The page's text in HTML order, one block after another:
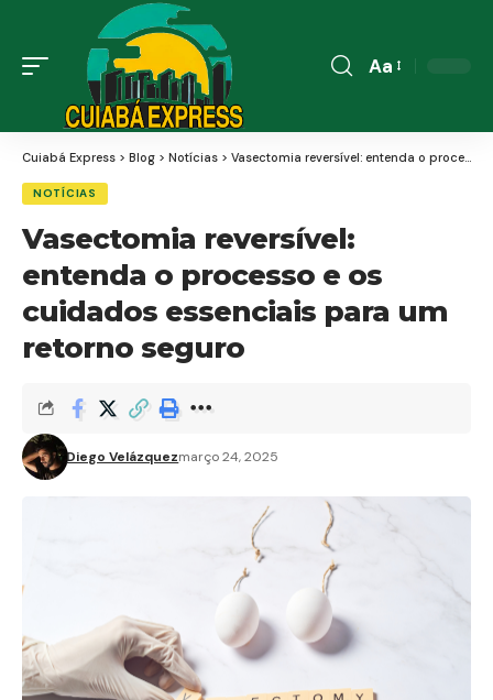
Font
Aa
Cuiabá Express > Blog > Notícias > Vasectomia reversível: entenda o processo e os cuidados essenciais para um retorno seguro
NOTÍCIAS
Vasectomia reversível:
entenda o processo e os
cuidados essenciais para um
retorno seguro
Diego Velázquezmarço 24, 2025